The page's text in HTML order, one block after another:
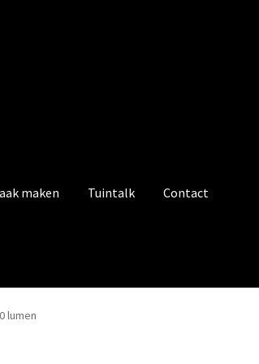
maken Tuintalk Contact
lumen